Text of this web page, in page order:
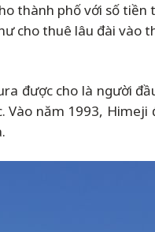
thành phố với số
cho thuê lâu đài vào
được cho là người
năm 1993, Himeji